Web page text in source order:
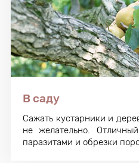
В саду
Сажать кустарники и
не желательно.
паразитами и обрезки